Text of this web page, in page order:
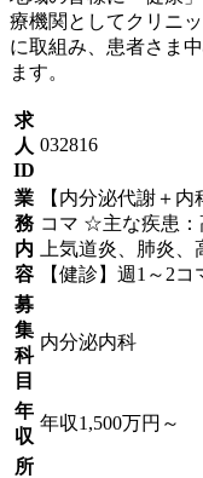
療機関としてクリニ
に取組み、患者さま
ます。
求
人
ID
032816
業
務
内
容
【内分泌代謝＋
コマ ☆主な疾患：
上気道炎、肺炎
【健診】週1～2コ
募
集
科
目
内分泌内科
年
収
年収1,500万円～
所